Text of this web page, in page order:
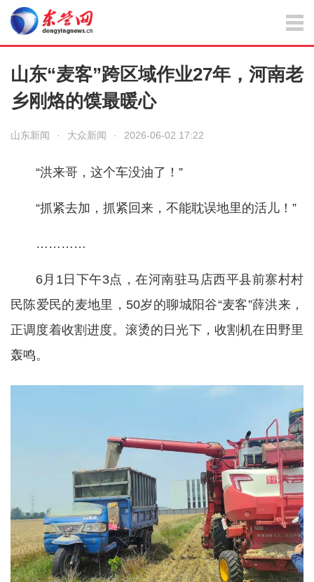
山东“麦客”跨区域作业27年，河南老
乡刚烙的馍最暖心
山东新闻 · 大众新闻 · 2026-06-02 17:22
“洪来哥，这个车没油了！”
“抓紧去加，抓紧回来，不能耽误地里的活儿！”
…………
6月1日下午3点，在河南驻马店西平县前寨村村
民陈爱民的麦地里，50岁的聊城阳谷“麦客”薛洪来，
正调度着收割进度。滚烫的日光下，收割机在田野里
轰鸣。